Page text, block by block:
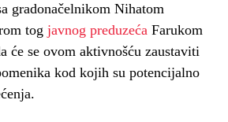
gradonačelnikom Nihatom
tog javnog preduzeća Farukom
će se ovom aktivnošću zaustaviti
kod kojih su potencijalno